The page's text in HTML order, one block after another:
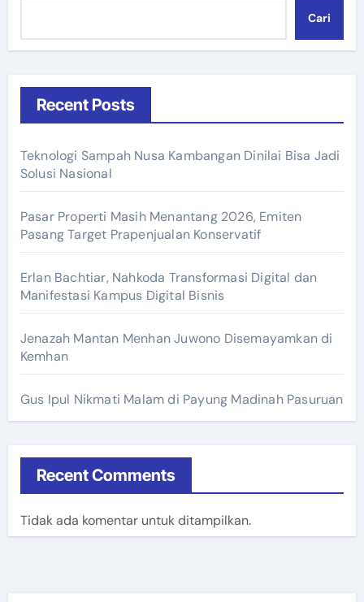
Cari
Recent Posts
Teknologi Sampah Nusa Kambangan Dinilai Bisa Jadi
Solusi Nasional
Pasar Properti Masih Menantang 2026, Emiten
Pasang Target Prapenjualan Konservatif
Erlan Bachtiar, Nahkoda Transformasi Digital dan
Manifestasi Kampus Digital Bisnis
Jenazah Mantan Menhan Juwono Disemayamkan di
Kemhan
Gus Ipul Nikmati Malam di Payung Madinah Pasuruan
Recent Comments
Tidak ada komentar untuk ditampilkan.